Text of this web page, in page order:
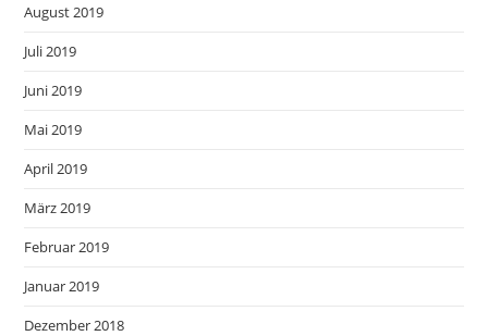
August 2019
Juli 2019
Juni 2019
Mai 2019
April 2019
März 2019
Februar 2019
Januar 2019
Dezember 2018